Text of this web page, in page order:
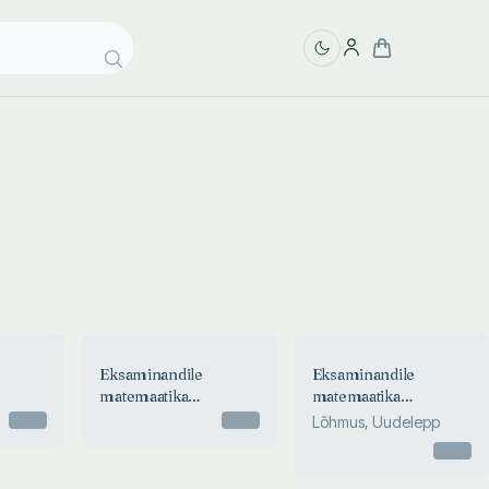
Eksaminandile
matemaatika
riigieksamist 2010
Eksaminandile
matemaatika
riigieksamist 2009
Lõhmus, Uudelepp